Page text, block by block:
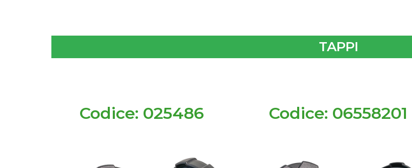
TAPPI
Codice: 025486 Codice: 06558201